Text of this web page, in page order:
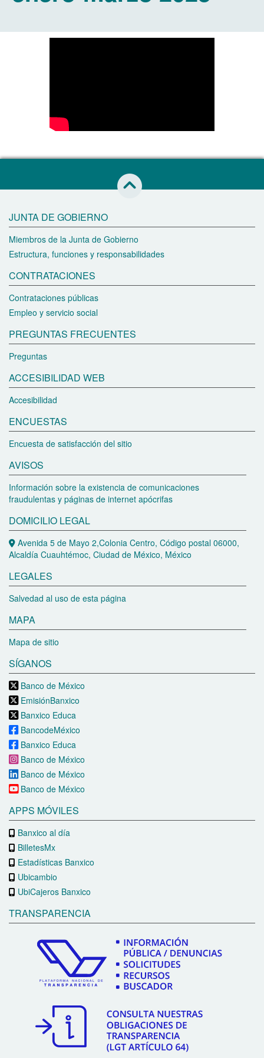
JUNTA DE GOBIERNO
Miembros de la Junta de Gobierno
Estructura, funciones y responsabilidades
CONTRATACIONES
Contrataciones públicas
Empleo y servicio social
PREGUNTAS FRECUENTES
Preguntas
ACCESIBILIDAD WEB
Accesibilidad
ENCUESTAS
Encuesta de satisfacción del sitio
AVISOS
Información sobre la existencia de comunicaciones
fraudulentas y páginas de internet apócrifas
DOMICILIO LEGAL
Avenida 5 de Mayo 2,Colonia Centro, Código postal 06000,
Alcaldía Cuauhtémoc, Ciudad de México, México
LEGALES
Salvedad al uso de esta página
MAPA
Mapa de sitio
SÍGANOS
Banco de México
EmisiónBanxico
Banxico Educa
BancodeMéxico
Banxico Educa
Banco de México
Banco de México
Banco de México
APPS MÓVILES
Banxico al día
BilletesMx
Estadísticas Banxico
Ubicambio
UbiCajeros Banxico
TRANSPARENCIA